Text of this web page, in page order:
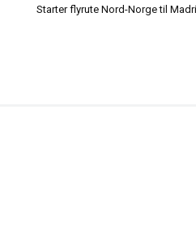
Starter flyrute Nord-Norge til